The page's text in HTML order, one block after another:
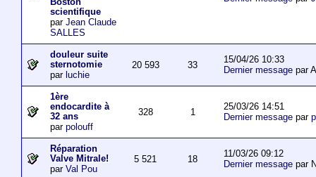
Boston
scientifique
par Jean Claude
SALLES
douleur suite
sternotomie
par luchie
20 593 33
15/04/26 10:33
Dernier messagepar
1ère
endocardite à
32 ans
par polouff
328 1
25/03/26 14:51
Dernier messagepar
Réparation
Valve Mitrale!
par Val Pou
5 521 18
11/03/26 09:12
Dernier messagepar